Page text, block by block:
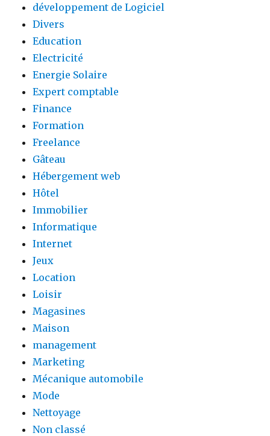
développement de Logiciel
Divers
Education
Electricité
Energie Solaire
Expert comptable
Finance
Formation
Freelance
Gâteau
Hébergement web
Hôtel
Immobilier
Informatique
Internet
Jeux
Location
Loisir
Magasines
Maison
management
Marketing
Mécanique automobile
Mode
Nettoyage
Non classé